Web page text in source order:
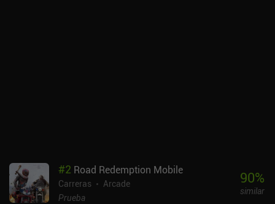
#2 Road Redemption Mobile
Carreras
Arcade
Prueba
90%
similar